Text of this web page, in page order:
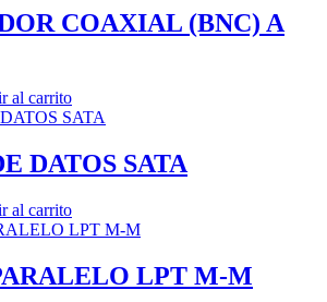
COAXIAL (BNC) A
al carrito
DATOS SATA
al carrito
LPT M-M